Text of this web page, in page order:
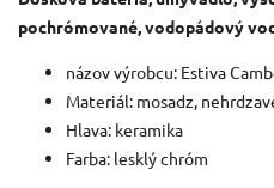
pochrómované, vodopádový
názov výrobcu: Estiva
Materiál: mosadz,
Hlava: keramika
Farba: lesklý chróm